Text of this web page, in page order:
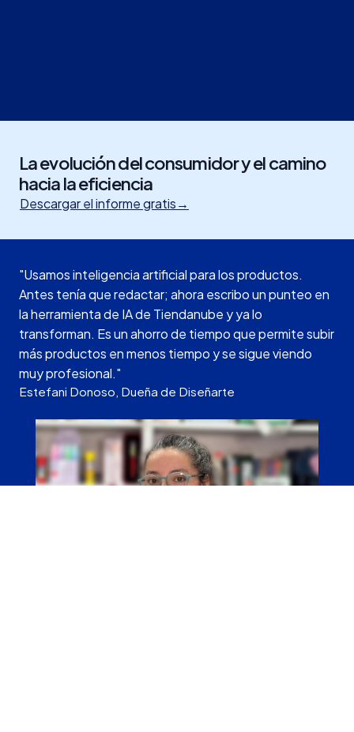
La evolución del consumidor y el camino
hacia la eficiencia
Descargar el informe gratis→
"Usamos inteligencia artificial para los productos.
Antes tenía que redactar; ahora escribo un punteo en
la herramienta de IA de Tiendanube y ya lo
transforman. Es un ahorro de tiempo que permite subir
más productos en menos tiempo y se sigue viendo
muy profesional."
Estefani Donoso, Dueña de Diseñarte